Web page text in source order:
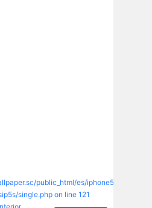
public_html/es/iphone5s/wp-
single.php on line 121